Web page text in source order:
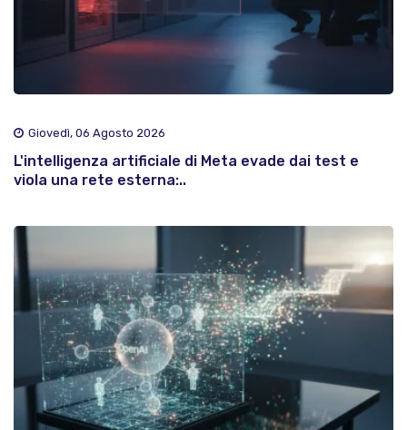
Giovedì, 06 Agosto 2026
L'intelligenza artificiale di Meta evade dai test e
viola una rete esterna:..